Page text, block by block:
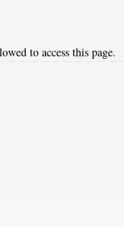
to access this page.